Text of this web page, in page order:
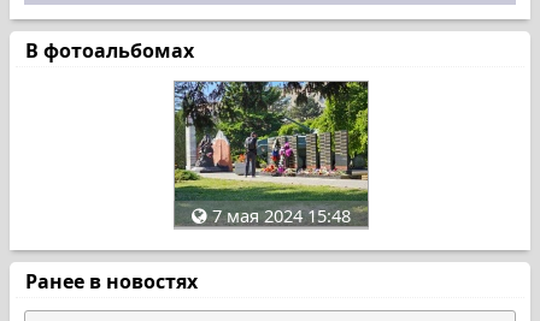
В фотоальбомах
7 мая 2024 15:48
Ранее в новостях